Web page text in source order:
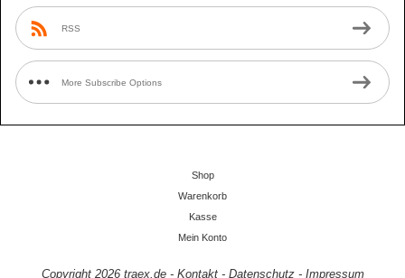
RSS
More Subscribe Options
Shop
Warenkorb
Kasse
Mein Konto
Copyright 2026 traex.de- Kontakt- Datenschutz- Impressum